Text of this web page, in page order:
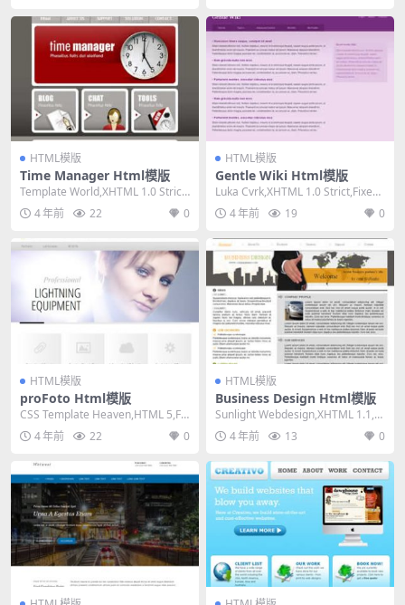
HTML模版
Time Manager Html模版
Template World,XHTML 1.0 Strict,
Fixed Wi...
4 年前 22 0
HTML模版
Gentle Wiki Html模版
Luka Cvrk,XHTML 1.0 Strict,Fixed
Width, ...
4 年前 19 0
HTML模版
proFoto Html模版
CSS Template Heaven,HTML 5,Fix
ed Width, ...
4 年前 22 0
HTML模版
Business Design Html模版
Sunlight Webdesign,XHTML 1.1,Fi
xed Width...
4 年前 13 0